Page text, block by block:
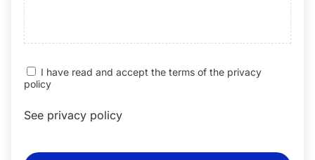
I have read and accept the terms of the privacy
policy
See privacy policy